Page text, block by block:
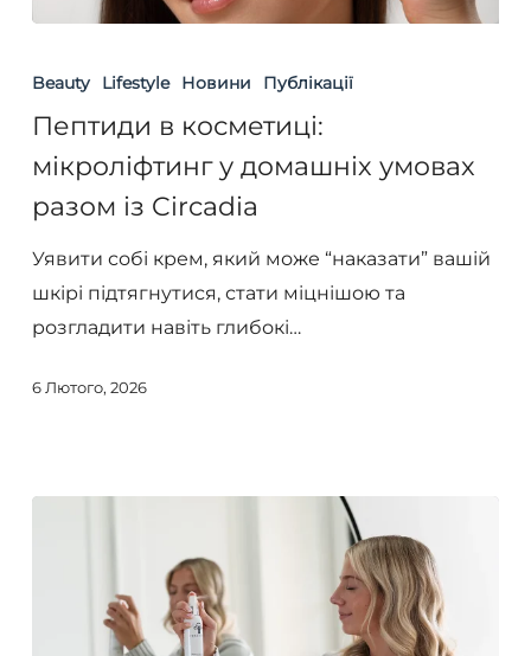
в
мікроліфтинг
у
домашніх
умовах
разом
Beauty Lifestyle Новини Публікації
Пептиди в косметиці:
мікроліфтинг у домашніх умовах
разом із Circadia
Уявити собі крем, який може “наказати” вашій
шкірі підтягнутися, стати міцнішою та
розгладити навіть глибокі…
6 Лютого, 2026